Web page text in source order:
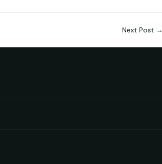
Next Post →